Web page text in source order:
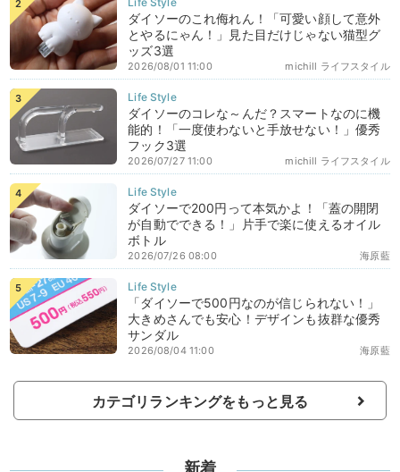
ダイソーのこれ侮れん！「可愛い顔して意外
とやるにゃん！」見た目だけじゃない猫型グ
ッズ3選
michill ライフスタイル
2026/08/01 11:00
ダイソーのコレな～んだ？スマートなのに機
能的！「一度使わないと手放せない！」優秀
フック3選
michill ライフスタイル
2026/07/27 11:00
ダイソーで200円って本気かよ！「蓋の開閉
が自動でできる！」片手で楽に使えるオイル
ボトル
海原藍
2026/07/26 08:00
「ダイソーで500円なのが信じられない！」
大きめさんでも安心！デザインも抜群な優秀
サンダル
海原藍
2026/08/04 11:00
カテゴリランキングをもっと見る